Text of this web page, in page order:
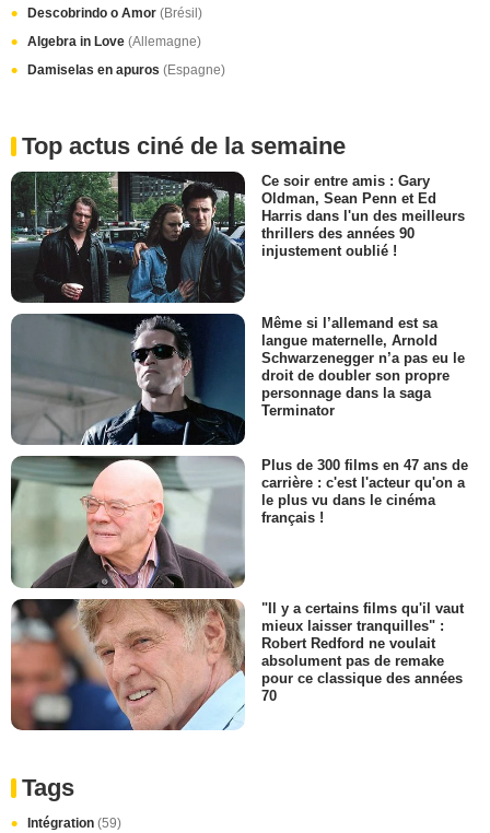
Descobrindo o Amor (Brésil)
Algebra in Love (Allemagne)
Damiselas en apuros (Espagne)
Top actus ciné de la semaine
Ce soir entre amis : Gary
Oldman, Sean Penn et Ed
Harris dans l'un des meilleurs
thrillers des années 90
injustement oublié !
Même si l’allemand est sa
langue maternelle, Arnold
Schwarzenegger n’a pas eu le
droit de doubler son propre
personnage dans la saga
Terminator
Plus de 300 films en 47 ans de
carrière : c'est l'acteur qu'on a
le plus vu dans le cinéma
français !
"Il y a certains films qu'il vaut
mieux laisser tranquilles" :
Robert Redford ne voulait
absolument pas de remake
pour ce classique des années
70
Tags
Intégration (59)